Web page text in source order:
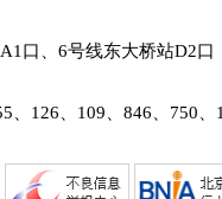
口、6号线东大桥站D2口
、126、109、846、750、